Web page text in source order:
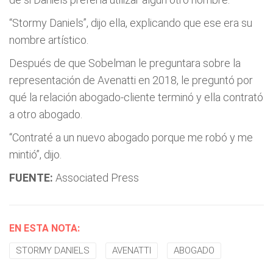
“Stormy Daniels”, dijo ella, explicando que ese era su
nombre artístico.
Después de que Sobelman le preguntara sobre la
representación de Avenatti en 2018, le preguntó por
qué la relación abogado-cliente terminó y ella contrató
a otro abogado.
“Contraté a un nuevo abogado porque me robó y me
mintió”, dijo.
FUENTE: Associated Press
EN ESTA NOTA:
STORMY DANIELS AVENATTI ABOGADO